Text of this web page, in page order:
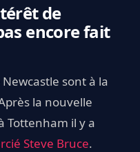
de
encore fait
sont à la
la nouvelle
Tottenham il y a
Steve Bruce.